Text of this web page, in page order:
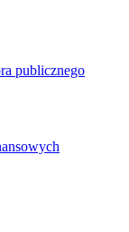
publicznego